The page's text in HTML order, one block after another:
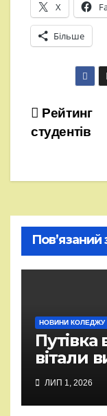
X
Більше
записів
Рейтинг
студентів
Пов’язаний
НОВИНИ КОЛЕДЖУ
вітали
ЛИП 1, 2026